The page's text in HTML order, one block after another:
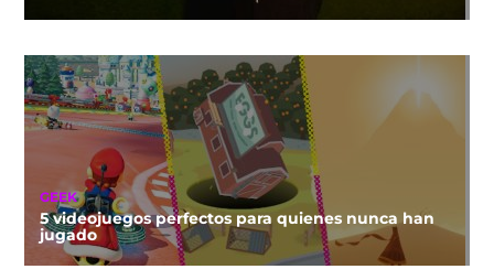
GEEK
5 videojuegos perfectos para quienes nunca han
jugado